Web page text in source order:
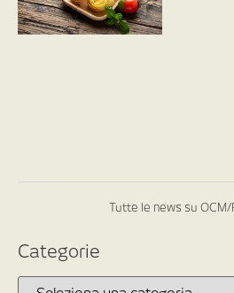
Tutte le news su OCM/
Categorie